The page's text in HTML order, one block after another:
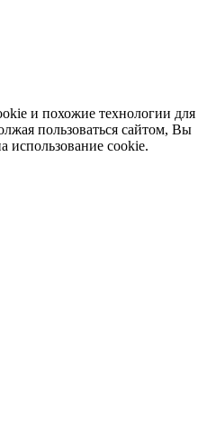
и похожие технологии для
пользоваться сайтом, Вы
использование cookie.